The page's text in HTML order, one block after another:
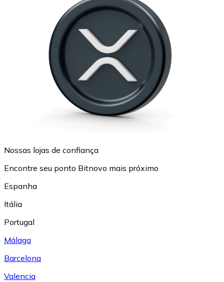
Nossas lojas de confiança
Encontre seu ponto Bitnovo mais próximo
Espanha
Itália
Portugal
Málaga
Barcelona
Valencia